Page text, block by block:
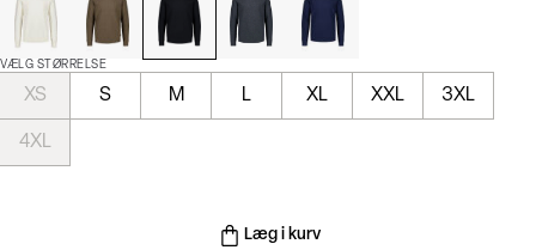
VÆLG STØRRELSE
XS S M L XL XXL 3XL
4XL
Læg i kurv